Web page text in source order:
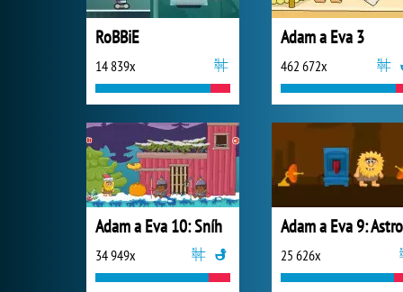
RoBBiE
14 839x
Adam a Eva 3
462 672x
Adam a Eva 10: Sníh
34 949x 25 626x